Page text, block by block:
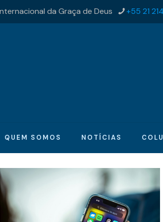
da Graça de Deus +55 21
QUEM SOMOS NOTÍCIAS